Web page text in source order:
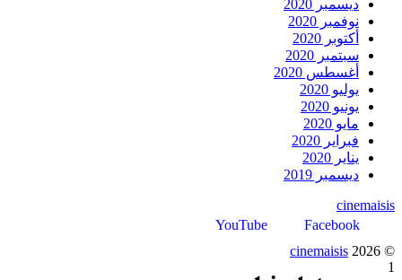
ديسمبر 2020
نوفمبر 2020
أكتوبر 2020
سبتمبر 2020
أغسطس 2020
يوليو 2020
يونيو 2020
مايو 2020
فبراير 2020
يناير 2020
ديسمبر 2019
cinemaisis
©
cinemaisis 2026
1